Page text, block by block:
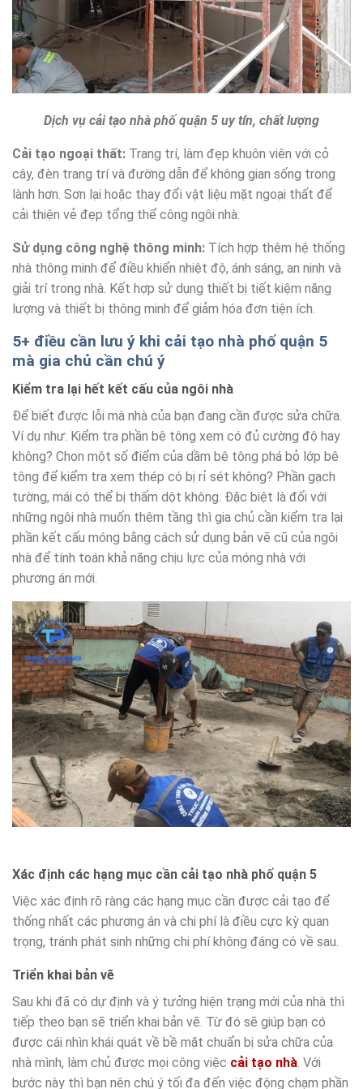
Dịch vụ cải tạo nhà phố quận 5 uy tín, chất lượng
Cải tạo ngoại thất: Trang trí, làm đẹp khuôn viên với cỏ
cây, đèn trang trí và đường dẫn để không gian sống trong
lành hơn. Sơn lại hoặc thay đổi vật liệu mặt ngoại thất để
cải thiện vẻ đẹp tổng thể công ngôi nhà.
Sử dụng công nghệ thông minh: Tích hợp thêm hệ thống
nhà thông minh để điều khiển nhiệt độ, ánh sáng, an ninh và
giải trí trong nhà. Kết hợp sử dụng thiết bị tiết kiệm năng
lượng và thiết bị thông minh để giảm hóa đơn tiện ích.
5+ điều cần lưu ý khi cải tạo nhà phố quận 5
mà gia chủ cần chú ý
Kiểm tra lại hết kết cấu của ngôi nhà
Để biết được lỗi mà nhà của bạn đang cần được sửa chữa.
Ví dụ như: Kiểm tra phần bê tông xem có đủ cường độ hay
không? Chọn một số điểm của dầm bê tông phá bỏ lớp bê
tông để kiểm tra xem thép có bị rỉ sét không? Phần gạch
tường, mái có thể bị thấm dột không. Đặc biệt là đối với
những ngôi nhà muốn thêm tầng thì gia chủ cần kiểm tra lại
phần kết cấu móng bằng cách sử dụng bản vẽ cũ của ngôi
nhà để tính toán khả năng chịu lực của móng nhà với
phương án mới.
Xác định các hạng mục cần cải tạo nhà phố quận 5
Việc xác định rõ ràng các hạng mục cần được cải tạo để
thống nhất các phương án và chi phí là điều cực kỳ quan
trọng, tránh phát sinh những chi phí không đáng có về sau.
Triển khai bản vẽ
Sau khi đã có dự định và ý tưởng hiện trạng mới của nhà thì
tiếp theo bạn sẽ triển khai bản vẽ. Từ đó sẽ giúp bạn có
được cái nhìn khái quát về bề mặt chuẩn bị sửa chữa của
nhà mình, làm chủ được mọi công việc cải tạo nhà. Với
bước này thì bạn nên chú ý tối đa đến việc động chạm phần